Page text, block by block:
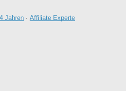
Jahren · Affiliate Experte